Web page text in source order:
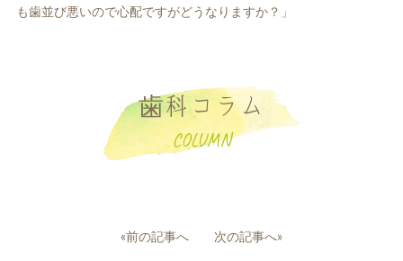
院内設備
も歯並び悪いので心配ですがどうなりますか？」
歯科コラム
COLUMN
«前の記事へ 次の記事へ»